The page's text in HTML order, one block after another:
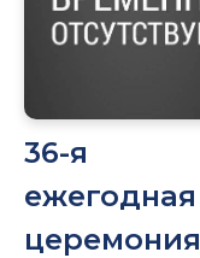
36-я
ежегодная
церемония